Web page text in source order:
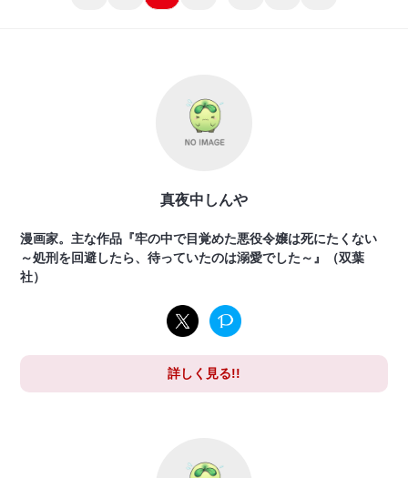
真夜中しんや
漫画家。主な作品『牢の中で目覚めた悪役令嬢は死にたくない
～処刑を回避したら、待っていたのは溺愛でした～』（双葉
社）
詳しく見る!!